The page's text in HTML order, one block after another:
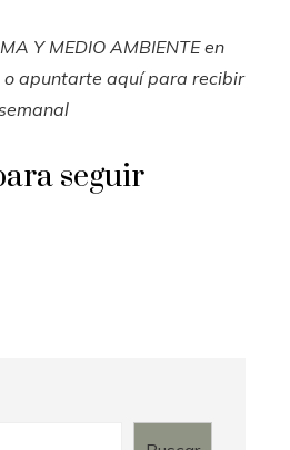
Y MEDIO AMBIENTE en
o apuntarte aquí para recibir
seguir